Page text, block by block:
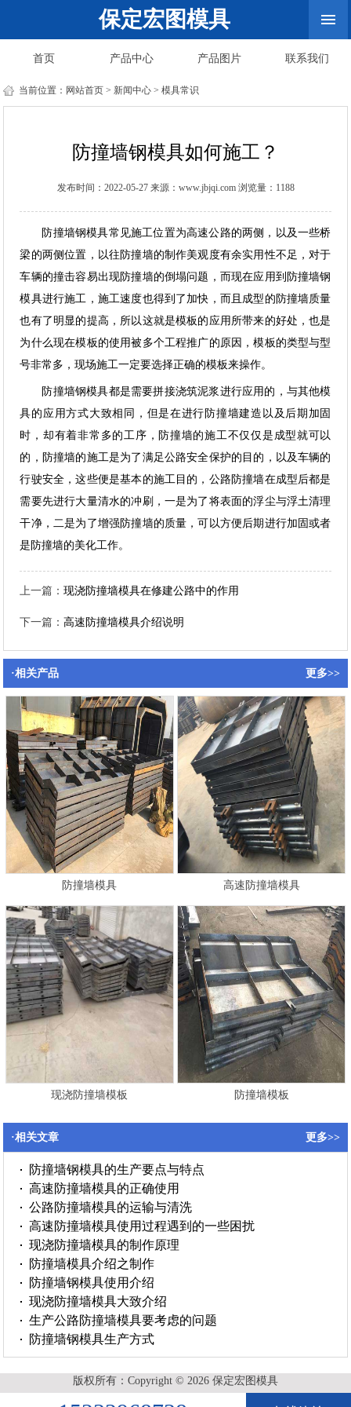
保定宏图模具
首页 产品中心 产品图片 联系我们
当前位置： 网站首页 > 新闻中心 >模具常识
防撞墙钢模具如何施工？
发布时间：2022-05-27 来源：www.jbjqi.com 浏览量：1188
防撞墙钢模具常见施工位置为高速公路的两侧，以及一些桥
梁的两侧位置，以往防撞墙的制作美观度有余实用性不足，对于
车辆的撞击容易出现防撞墙的倒塌问题，而现在应用到防撞墙钢
模具进行施工，施工速度也得到了加快，而且成型的防撞墙质量
也有了明显的提高，所以这就是模板的应用所带来的好处，也是
为什么现在模板的使用被多个工程推广的原因，模板的类型与型
号非常多，现场施工一定要选择正确的模板来操作。
防撞墙钢模具都是需要拼接浇筑泥浆进行应用的，与其他模
具的应用方式大致相同，但是在进行防撞墙建造以及后期加固
时，却有着非常多的工序，防撞墙的施工不仅仅是成型就可以
的，防撞墙的施工是为了满足公路安全保护的目的，以及车辆的
行驶安全，这些便是基本的施工目的，公路防撞墙在成型后都是
需要先进行大量清水的冲刷，一是为了将表面的浮尘与浮土清理
干净，二是为了增强防撞墙的质量，可以方便后期进行加固或者
是防撞墙的美化工作。
上一篇：现浇防撞墙模具在修建公路中的作用
下一篇：高速防撞墙模具介绍说明
更多>>
·相关产品
防撞墙模具 高速防撞墙模具
现浇防撞墙模板 防撞墙模板
更多>>
·相关文章
防撞墙钢模具的生产要点与特点
高速防撞墙模具的正确使用
公路防撞墙模具的运输与清洗
高速防撞墙模具使用过程遇到的一些困扰
现浇防撞墙模具的制作原理
防撞墙模具介绍之制作
防撞墙钢模具使用介绍
现浇防撞墙模具大致介绍
生产公路防撞墙模具要考虑的问题
防撞墙钢模具生产方式
版权所有：Copyright © 2026 保定宏图模具